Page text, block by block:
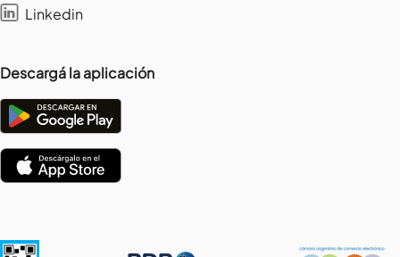
Linkedin
Descargá la aplicación